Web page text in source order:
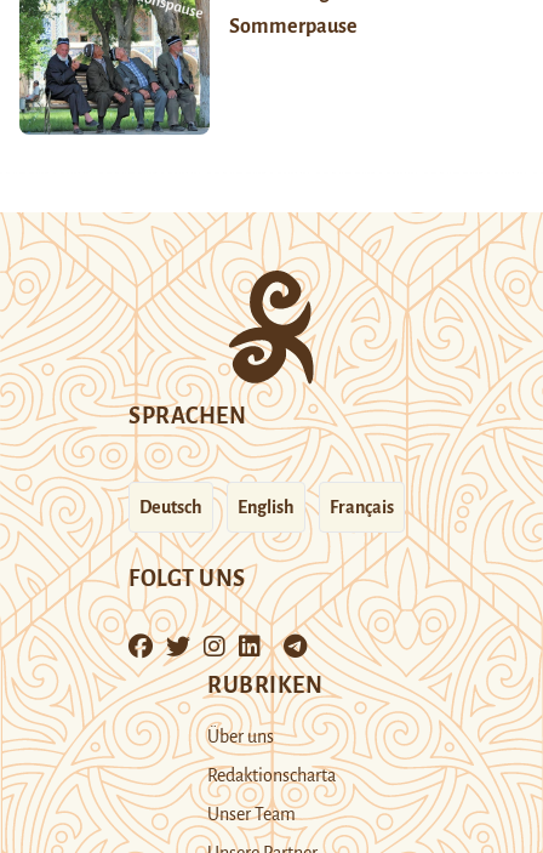
Sommerpause
SPRACHEN
Deutsch English Français
FOLGT UNS
RUBRIKEN
Über uns
Redaktionscharta
Unser Team